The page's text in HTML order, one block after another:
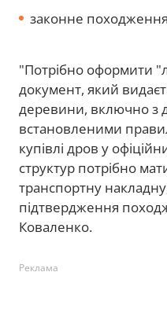
законне
"Потрібно оформити
документ, який
деревини, включно з
встановленими
купівлі дров у
структур потрібно
транспортну
підтвердження
Коваленко.
Реклама